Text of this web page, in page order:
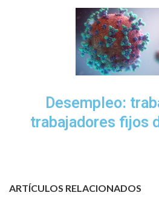
Desempleo:
trabajadores fijos
ARTÍCULOS RELACIONADOS